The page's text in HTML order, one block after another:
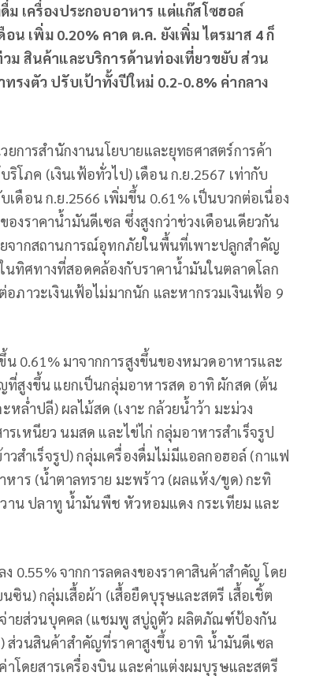
ม เครื่องประกอบอาหาร แต่แก๊สโซฮอล์
อน เพิ่ม 0.20% คาด ต.ค. ยังเพิ่ม ไตรมาส 4 ก็
ม สินค้าและบริการด้านท่องเที่ยวขยับ ส่วน
รงตัว ปรับเป้าทั้งปีใหม่ 0.2-0.8% ค่ากลาง
การสำนักงานนโยบายและยุทธศาสตร์การค้า
โภค (เงินเฟ้อทั่วไป) เดือน ก.ย.2567 เท่ากับ
เดือน ก.ย.2566 เพิ่มขึ้น 0.61% เป็นบวกต่อเนื่อง
งราคาน้ำมันดีเซล ซึ่งสูงกว่าช่วงเดือนเดียวกัน
จากสถานการณ์อุทกภัยในพื้นที่เพาะปลูกสำคัญ
ทิศทางที่สอดคล้องกับราคาน้ำมันในตลาดโลก
าวะเงินเฟ้อไม่มากนัก และหากรวมเงินเฟ้อ 9
น 0.61% มาจากการสูงขึ้นของหมวดอาหารและ
ที่สูงขึ้น แยกเป็นกลุ่มอาหารสด อาทิ ผักสด (ต้น
ล่ำปลี) ผลไม้สด (เงาะ กล้วยน้ำว้า มะม่วง
รเหนียว นมสด และไข่ไก่ กลุ่มอาหารสำเร็จรูป
วสำเร็จรูป) กลุ่มเครื่องดื่มไม่มีแอลกอฮอล์ (กาแฟ
หาร (น้ำตาลทราย มะพร้าว (ผลแห้ง/ขูด) กะทิ
าน ปลาทู น้ำมันพืช หัวหอมแดง กระเทียม และ
0.55% จากการลดลงของราคาสินค้าสำคัญ โดย
ซิน) กลุ่มเสื้อผ้า (เสื้อยืดบุรุษและสตรี เสื้อเชิ้ต
จ่ายส่วนบุคคล (แชมพู สบู่ถูตัว ผลิตภัณฑ์ป้องกัน
ส่วนสินค้าสำคัญที่ราคาสูงขึ้น อาทิ น้ำมันดีเซล
โดยสารเครื่องบิน และค่าแต่งผมบุรุษและสตรี